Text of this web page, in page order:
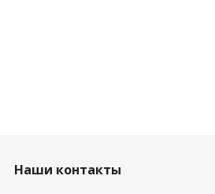
Наши контакты